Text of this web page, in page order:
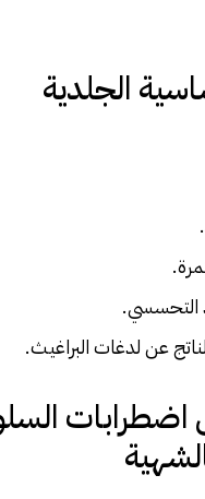
الجلدية
التحسسي.
عن لدغات البراغيث.